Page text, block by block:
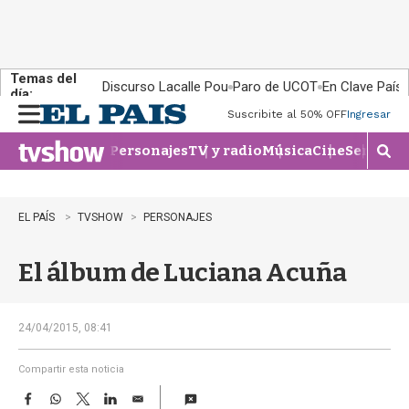
Temas del
día:
Discurso Lacalle Pou Paro de UCOT En Clave País
n
u
Suscribite al 50% OFFIngresar
PersonajesTV y radioMúsicaCineSeries
M
o
EL PAÍS TVSHOW PERSONAJES
El álbum de Luciana Acuña
24/04/2015, 08:41
Compartir esta noticia
F
W
T
L
E